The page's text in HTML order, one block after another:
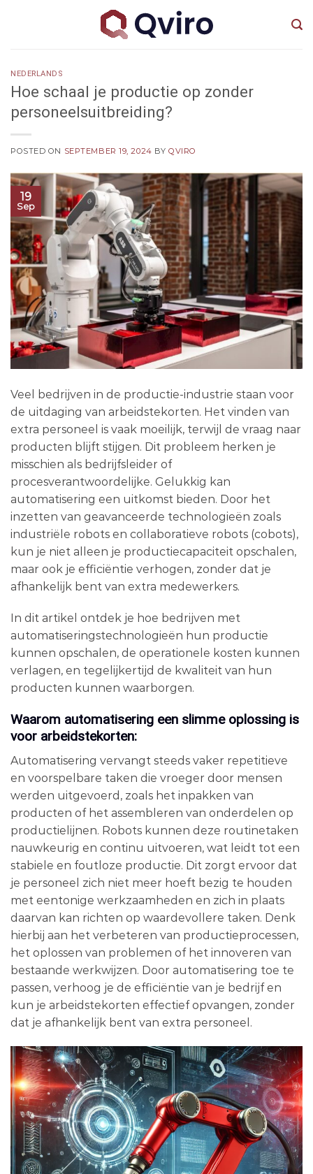
NEDERLANDS
Hoe schaal je productie op zonder
personeelsuitbreiding?
POSTED ON SEPTEMBER 19, 2024 BY QVIRO
19
Sep
Veel bedrijven in de productie-industrie staan voor
de uitdaging van arbeidstekorten. Het vinden van
extra personeel is vaak moeilijk, terwijl de vraag naar
producten blijft stijgen. Dit probleem herken je
misschien als bedrijfsleider of
procesverantwoordelijke. Gelukkig kan
automatisering een uitkomst bieden. Door het
inzetten van geavanceerde technologieën zoals
industriële robots en collaboratieve robots (cobots),
kun je niet alleen je productiecapaciteit opschalen,
maar ook je efficiëntie verhogen, zonder dat je
afhankelijk bent van extra medewerkers.
In dit artikel ontdek je hoe bedrijven met
automatiseringstechnologieën hun productie
kunnen opschalen, de operationele kosten kunnen
verlagen, en tegelijkertijd de kwaliteit van hun
producten kunnen waarborgen.
Waarom automatisering een slimme oplossing is
voor arbeidstekorten:
Automatisering vervangt steeds vaker repetitieve
en voorspelbare taken die vroeger door mensen
werden uitgevoerd, zoals het inpakken van
producten of het assembleren van onderdelen op
productielijnen. Robots kunnen deze routinetaken
nauwkeurig en continu uitvoeren, wat leidt tot een
stabiele en foutloze productie. Dit zorgt ervoor dat
je personeel zich niet meer hoeft bezig te houden
met eentonige werkzaamheden en zich in plaats
daarvan kan richten op waardevollere taken. Denk
hierbij aan het verbeteren van productieprocessen,
het oplossen van problemen of het innoveren van
bestaande werkwijzen. Door automatisering toe te
passen, verhoog je de efficiëntie van je bedrijf en
kun je arbeidstekorten effectief opvangen, zonder
dat je afhankelijk bent van extra personeel.